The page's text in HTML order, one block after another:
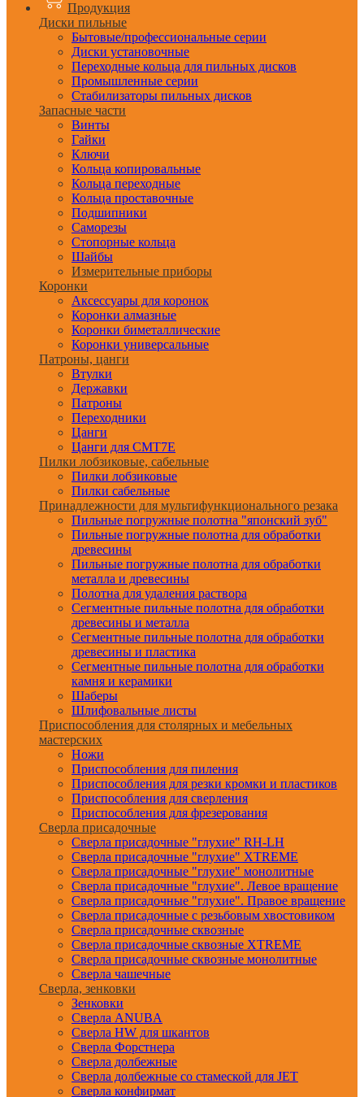
Продукция
Диски пильные
Бытовые/профессиональные серии
Диски установочные
Переходные кольца для пильных дисков
Промышленные серии
Стабилизаторы пильных дисков
Запасные части
Винты
Гайки
Ключи
Кольца копировальные
Кольца переходные
Кольца проставочные
Подшипники
Саморезы
Стопорные кольца
Шайбы
Измерительные приборы
Коронки
Аксессуары для коронок
Коронки алмазные
Коронки биметаллические
Коронки универсальные
Патроны, цанги
Втулки
Державки
Патроны
Переходники
Цанги
Цанги для CMT7E
Пилки лобзиковые, сабельные
Пилки лобзиковые
Пилки сабельные
Принадлежности для мультифункционального резака
Пильные погружные полотна "японский зуб"
Пильные погружные полотна для обработки
древесины
Пильные погружные полотна для обработки
металла и древесины
Полотна для удаления раствора
Сегментные пильные полотна для обработки
древесины и металла
Сегментные пильные полотна для обработки
древесины и пластика
Сегментные пильные полотна для обработки
камня и керамики
Шаберы
Шлифовальные листы
Приспособления для столярных и мебельных
мастерских
Ножи
Приспособления для пиления
Приспособления для резки кромки и пластиков
Приспособления для сверления
Приспособления для фрезерования
Сверла присадочные
Сверла присадочные "глухие" RH-LH
Сверла присадочные "глухие" XTREME
Сверла присадочные "глухие" монолитные
Сверла присадочные "глухие". Левое вращение
Сверла присадочные "глухие". Правое вращение
Сверла присадочные с резьбовым хвостовиком
Сверла присадочные сквозные
Сверла присадочные сквозные XTREME
Сверла присадочные сквозные монолитные
Сверла чашечные
Сверла, зенковки
Зенковки
Сверла ANUBA
Сверла HW для шкантов
Сверла Форстнера
Сверла долбежные
Сверла долбежные со стамеской для JET
Сверла конфирмат